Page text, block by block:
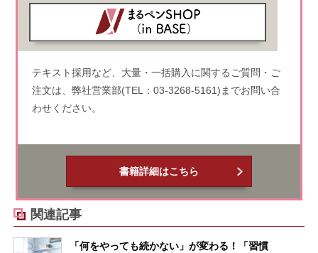
テキスト採用など、大量・一括購入に関するご質問・ご
注文は、弊社営業部(TEL：03-3268-5161)までお問い合
わせください。
書籍詳細はこちら
関連記事
「何をやっても続かない」が変わる！「習慣